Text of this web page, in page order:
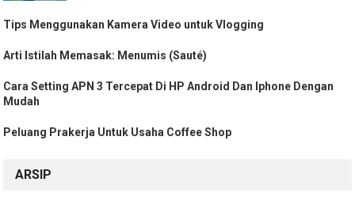
Tips Menggunakan Kamera Video untuk Vlogging
Arti Istilah Memasak: Menumis (Sauté)
Cara Setting APN 3 Tercepat Di HP Android Dan Iphone Dengan
Mudah
Peluang Prakerja Untuk Usaha Coffee Shop
ARSIP